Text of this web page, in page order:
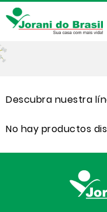
Descubra nuestra
No hay productos